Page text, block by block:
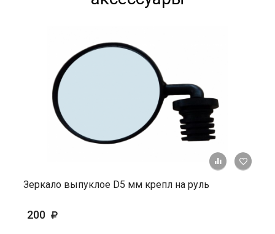
+ К
Зеркало выпуклое D5 мм крепл на руль
200